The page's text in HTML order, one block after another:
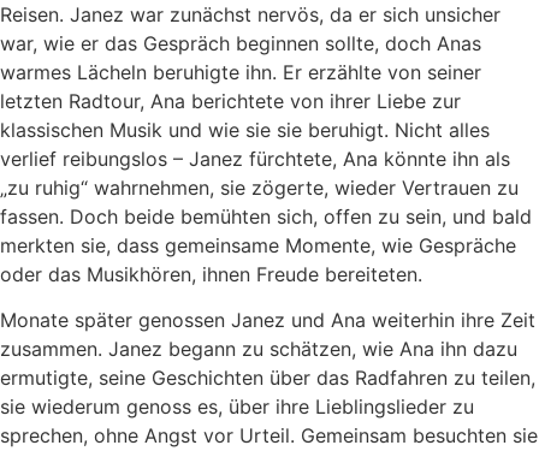
Reisen. Janez war zunächst nervös, da er sich unsicher
war, wie er das Gespräch beginnen sollte, doch Anas
warmes Lächeln beruhigte ihn. Er erzählte von seiner
letzten Radtour, Ana berichtete von ihrer Liebe zur
klassischen Musik und wie sie sie beruhigt. Nicht alles
verlief reibungslos – Janez fürchtete, Ana könnte ihn als
„zu ruhig“ wahrnehmen, sie zögerte, wieder Vertrauen zu
fassen. Doch beide bemühten sich, offen zu sein, und bald
merkten sie, dass gemeinsame Momente, wie Gespräche
oder das Musikhören, ihnen Freude bereiteten.
Monate später genossen Janez und Ana weiterhin ihre Zeit
zusammen. Janez begann zu schätzen, wie Ana ihn dazu
ermutigte, seine Geschichten über das Radfahren zu teilen,
sie wiederum genoss es, über ihre Lieblingslieder zu
sprechen, ohne Angst vor Urteil. Gemeinsam besuchten sie